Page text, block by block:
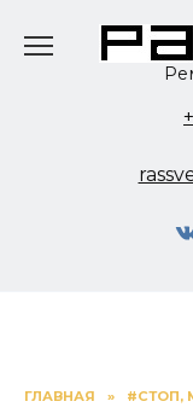
ГЛАВНАЯ » #СТОП,